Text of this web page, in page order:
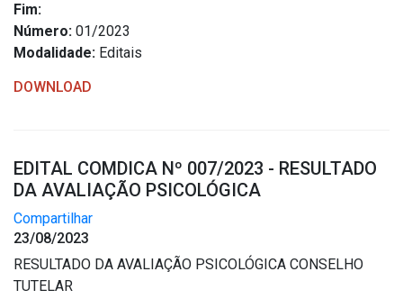
Fim:
Número: 01/2023
Modalidade: Editais
DOWNLOAD
EDITAL COMDICA Nº 007/2023 - RESULTADO
DA AVALIAÇÃO PSICOLÓGICA
Compartilhar
23/08/2023
RESULTADO DA AVALIAÇÃO PSICOLÓGICA CONSELHO
TUTELAR